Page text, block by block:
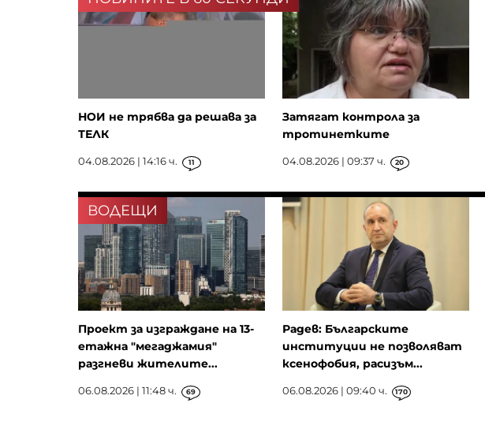
Wizz Air отчете загуба за
второто тримесечие на 2026 г.
НОИ не трябва да решава за
ТЕЛК
04.08.2026 | 14:16 ч. 11
Затягат контрола за
тротинетките
04.08.2026 | 09:37 ч. 20
ВОДЕЩИ
Проект за изграждане на 13-
етажна "мегаджамия"
разгневи жителите...
06.08.2026 | 11:48 ч. 69
Радев: Българските
институции не позволяват
ксенофобия, расизъм...
06.08.2026 | 09:40 ч. 170